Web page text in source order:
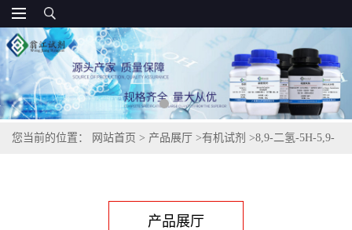
您当前的位置： 网站首页 > 产品展厅 >有机试剂 >8,9-二氢-5H-5,9-
产品展厅